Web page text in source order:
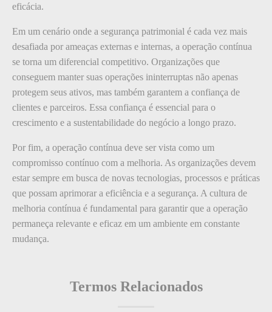
eficácia.
Em um cenário onde a segurança patrimonial é cada vez mais
desafiada por ameaças externas e internas, a operação contínua
se torna um diferencial competitivo. Organizações que
conseguem manter suas operações ininterruptas não apenas
protegem seus ativos, mas também garantem a confiança de
clientes e parceiros. Essa confiança é essencial para o
crescimento e a sustentabilidade do negócio a longo prazo.
Por fim, a operação contínua deve ser vista como um
compromisso contínuo com a melhoria. As organizações devem
estar sempre em busca de novas tecnologias, processos e práticas
que possam aprimorar a eficiência e a segurança. A cultura de
melhoria contínua é fundamental para garantir que a operação
permaneça relevante e eficaz em um ambiente em constante
mudança.
Termos Relacionados